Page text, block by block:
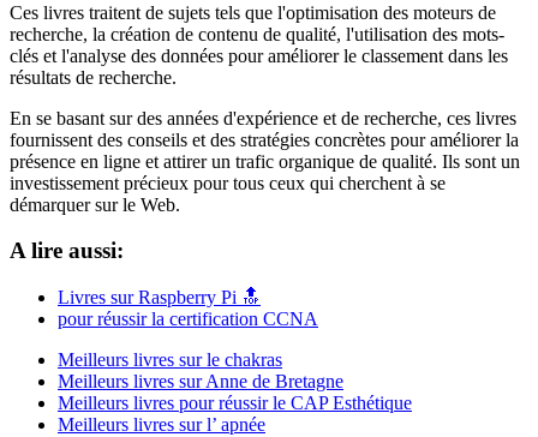
Ces livres traitent de sujets tels que l'optimisation des moteurs de
recherche, la création de contenu de qualité, l'utilisation des mots-
clés et l'analyse des données pour améliorer le classement dans les
résultats de recherche.
En se basant sur des années d'expérience et de recherche, ces livres
fournissent des conseils et des stratégies concrètes pour améliorer la
présence en ligne et attirer un trafic organique de qualité. Ils sont un
investissement précieux pour tous ceux qui cherchent à se
démarquer sur le Web.
A lire aussi:
Livres sur Raspberry Pi 🔝
pour réussir la certification CCNA
Meilleurs livres sur le chakras
Meilleurs livres sur Anne de Bretagne
Meilleurs livres pour réussir le CAP Esthétique
Meilleurs livres sur l’ apnée